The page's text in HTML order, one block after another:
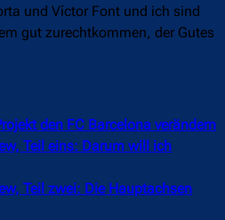
und Víctor Font und ich sind
gut zurechtkommen, der Gutes
den FC Barcelona verändern
Teil eins: Darum will ich
Teil zwei: Die Hauptachsen